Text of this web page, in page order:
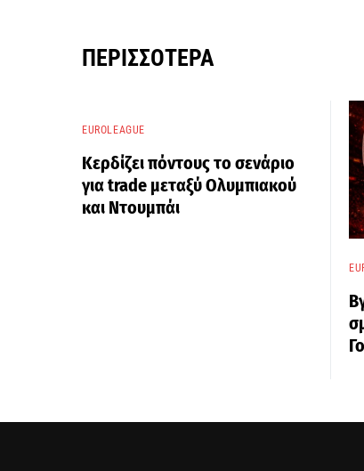
ΠΕΡΙΣΣΌΤΕΡΑ
EUROLEAGUE
Κερδίζει πόντους το σενάριο
για trade μεταξύ Ολυμπιακού
και Ντουμπάι